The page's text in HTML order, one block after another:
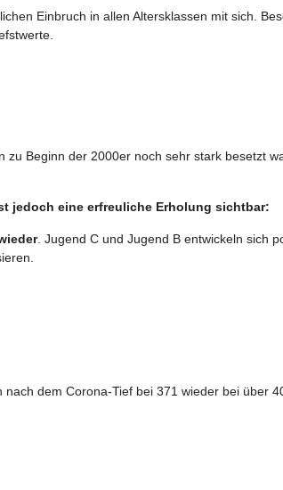
Einbruch in allen Altersklassen mit sich.
zu Beginn der 2000er noch sehr stark besetzt
jedoch eine erfreuliche Erholung sichtbar:
. Jugend C und Jugend B entwickeln sich
nach dem Corona-Tief bei 371 wieder bei über